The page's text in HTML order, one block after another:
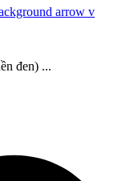
arrow v
đen) ...